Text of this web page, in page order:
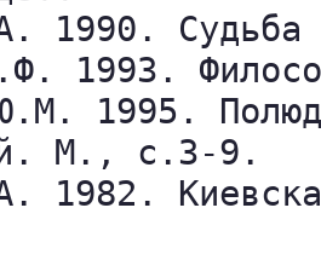
1990.
1993.
1995.
М., с.3-9.
1982.